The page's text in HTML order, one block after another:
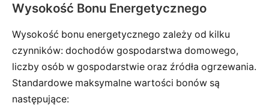
Wysokość Bonu Energetycznego
Wysokość bonu energetycznego zależy od kilku
czynników: dochodów gospodarstwa domowego,
liczby osób w gospodarstwie oraz źródła ogrzewania.
Standardowe maksymalne wartości bonów są
następujące: